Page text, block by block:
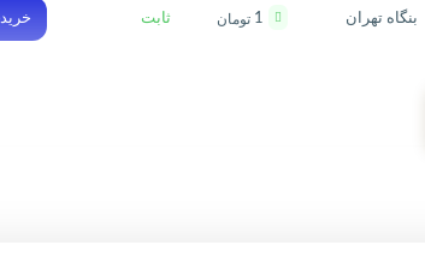
بنگاه تهران 1 تومان ثابت خرید